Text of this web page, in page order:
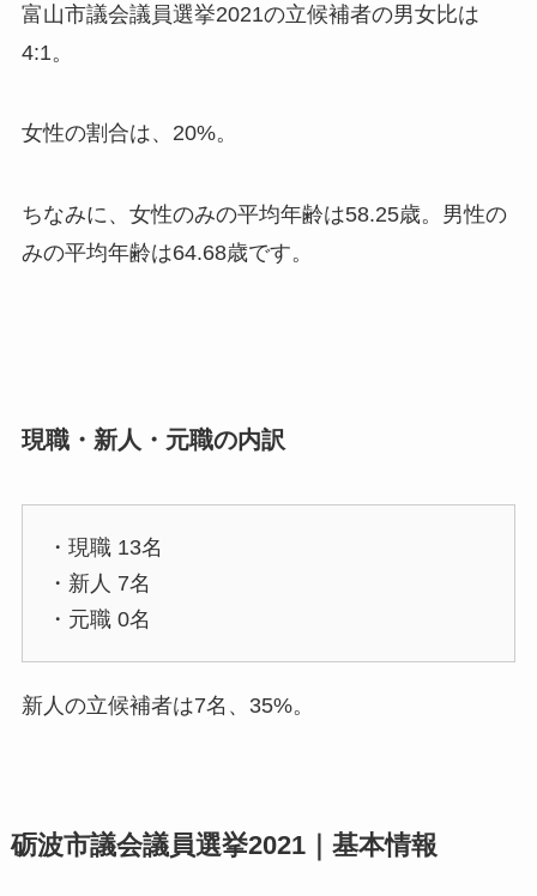
富山市議会議員選挙2021の立候補者の男女比は
4:1。
女性の割合は、20%。
ちなみに、女性のみの平均年齢は58.25歳。男性の
みの平均年齢は64.68歳です。
現職・新人・元職の内訳
・現職 13名
・新人 7名
・元職 0名
新人の立候補者は7名、35%。
砺波市議会議員選挙2021｜基本情報